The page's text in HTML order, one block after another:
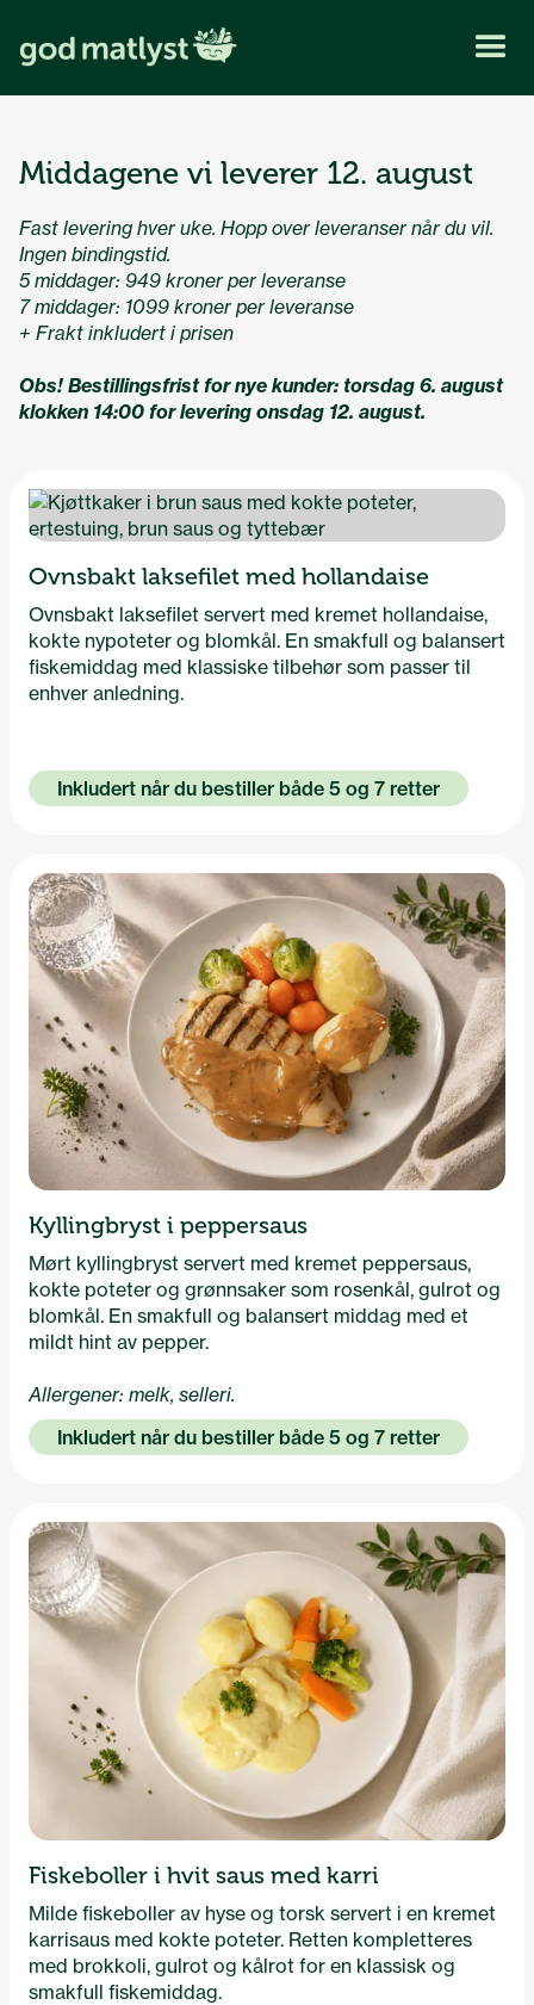
Middagene vi leverer 12. august
Fast levering hver uke. Hopp over leveranser når du vil.
Ingen bindingstid.
5 middager: 949 kroner per leveranse
7 middager: 1099 kroner per leveranse
+ Frakt inkludert i prisen
Obs! Bestillingsfrist for nye kunder: torsdag 6. august
klokken 14:00 for levering onsdag 12. august.
Ovnsbakt laksefilet med hollandaise
Ovnsbakt laksefilet servert med kremet hollandaise,
kokte nypoteter og blomkål. En smakfull og balansert
fiskemiddag med klassiske tilbehør som passer til
enhver anledning.
Inkludert når du bestiller både 5 og 7 retter
Kyllingbryst i peppersaus
Mørt kyllingbryst servert med kremet peppersaus,
kokte poteter og grønnsaker som rosenkål, gulrot og
blomkål. En smakfull og balansert middag med et
mildt hint av pepper.
Allergener: melk, selleri.
Inkludert når du bestiller både 5 og 7 retter
Fiskeboller i hvit saus med karri
Milde fiskeboller av hyse og torsk servert i en kremet
karrisaus med kokte poteter. Retten kompletteres
med brokkoli, gulrot og kålrot for en klassisk og
smakfull fiskemiddag.